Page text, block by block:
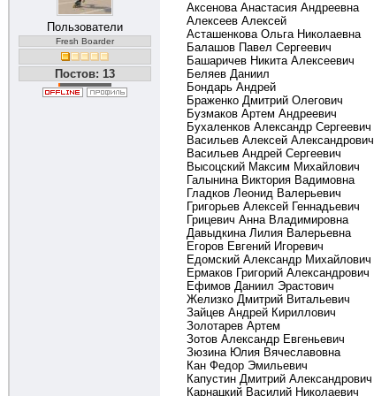
Пользователи
Fresh Boarder
Постов: 13
Аксенова Анастасия Андреевна
Алексеев Алексей
Асташенкова Ольга Николаевна
Балашов Павел Сергеевич
Башаричев Никита Алексеевич
Беляев Даниил
Бондарь Андрей
Браженко Дмитрий Олегович
Бузмаков Артем Андреевич
Бухаленков Александр Сергеевич
Васильев Алексей Александрович
Васильев Андрей Сергеевич
Высоцский Максим Михайлович
Галынина Виктория Вадимовна
Гладков Леонид Валерьевич
Григорьев Алексей Геннадьевич
Грицевич Анна Владимировна
Давыдкина Лилия Валерьевна
Егоров Евгений Игоревич
Едомский Александр Михайлович
Ермаков Григорий Александрович
Ефимов Даниил Эрастович
Желизко Дмитрий Витальевич
Зайцев Андрей Кириллович
Золотарев Артем
Зотов Александр Евгеньевич
Зюзина Юлия Вячеславовна
Кан Федор Эмильевич
Капустин Дмитрий Александрович
Карнацкий Василий Николаевич